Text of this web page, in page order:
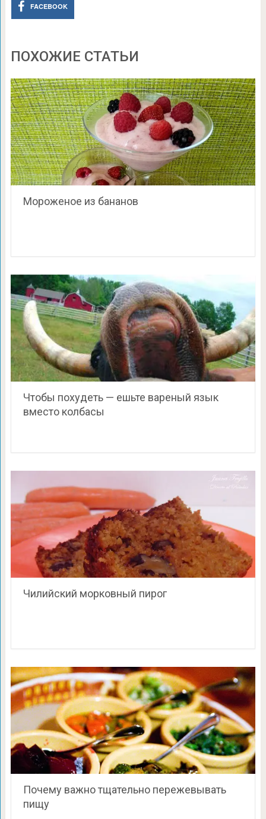
FACEBOOK
ПОХОЖИЕ СТАТЬИ
Мороженое из бананов
Чтобы похудеть — ешьте вареный язык
вместо колбасы
Чилийский морковный пирог
Почему важно тщательно пережевывать
пищу